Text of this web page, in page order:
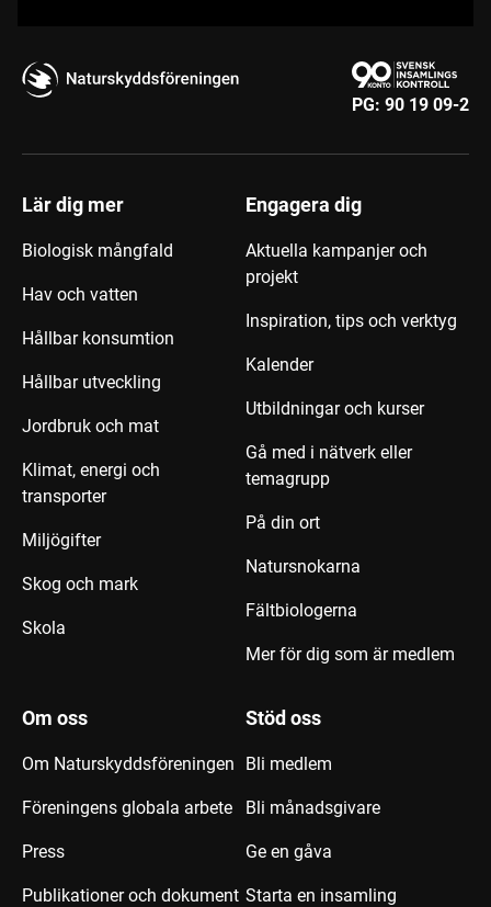
PG: 90 19 09-2
Lär dig mer
Biologisk mångfald
Hav och vatten
Hållbar konsumtion
Hållbar utveckling
Jordbruk och mat
Klimat, energi och
transporter
Miljögifter
Skog och mark
Skola
Engagera dig
Aktuella kampanjer och
projekt
Inspiration, tips och verktyg
Kalender
Utbildningar och kurser
Gå med i nätverk eller
temagrupp
På din ort
Natursnokarna
Fältbiologerna
Mer för dig som är medlem
Om oss
Om Naturskyddsföreningen
Föreningens globala arbete
Press
Publikationer och dokument
Stöd oss
Bli medlem
Bli månadsgivare
Ge en gåva
Starta en insamling